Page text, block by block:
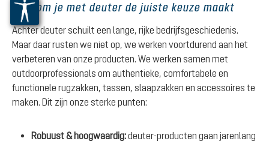
Waarom je met deuter de juiste keuze maakt
Achter deuter schuilt een lange, rijke bedrijfsgeschiedenis.
Maar daar rusten we niet op, we werken voortdurend aan het
verbeteren van onze producten. We werken samen met
outdoorprofessionals om authentieke, comfortabele en
functionele rugzakken, tassen, slaapzakken en accessoires te
maken. Dit zijn onze sterke punten:
Robuust & hoogwaardig:deuter-producten gaan jarenlang